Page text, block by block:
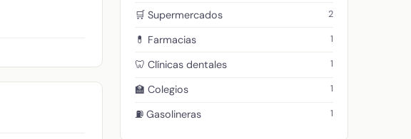
🛒 Supermercados 2
💊 Farmacias 1
🦷 Clínicas dentales 1
🏫 Colegios 1
⛽ Gasolineras 1